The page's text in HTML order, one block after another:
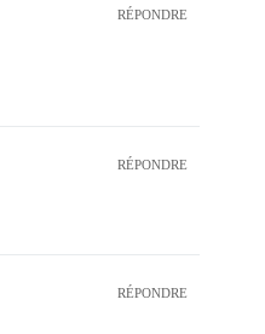
RÉPONDRE
RÉPONDRE
RÉPONDRE